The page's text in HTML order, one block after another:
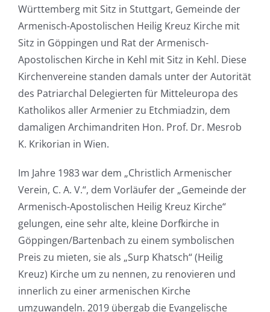
Württemberg mit Sitz in Stuttgart, Gemeinde der
Armenisch-Apostolischen Heilig Kreuz Kirche mit
Sitz in Göppingen und Rat der Armenisch-
Apostolischen Kirche in Kehl mit Sitz in Kehl. Diese
Kirchenvereine standen damals unter der Autorität
des Patriarchal Delegierten für Mitteleuropa des
Katholikos aller Armenier zu Etchmiadzin, dem
damaligen Archimandriten Hon. Prof. Dr. Mesrob
K. Krikorian in Wien.
Im Jahre 1983 war dem „Christlich Armenischer
Verein, C. A. V.“, dem Vorläufer der „Gemeinde der
Armenisch-Apostolischen Heilig Kreuz Kirche“
gelungen, eine sehr alte, kleine Dorfkirche in
Göppingen/Bartenbach zu einem symbolischen
Preis zu mieten, sie als „Surp Khatsch“ (Heilig
Kreuz) Kirche um zu nennen, zu renovieren und
innerlich zu einer armenischen Kirche
umzuwandeln. 2019 übergab die Evangelische